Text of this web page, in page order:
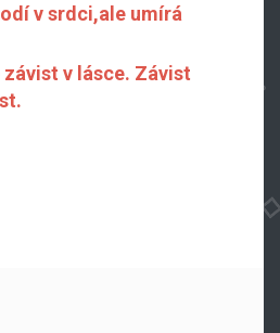
v srdci,ale umírá
v lásce. Závist